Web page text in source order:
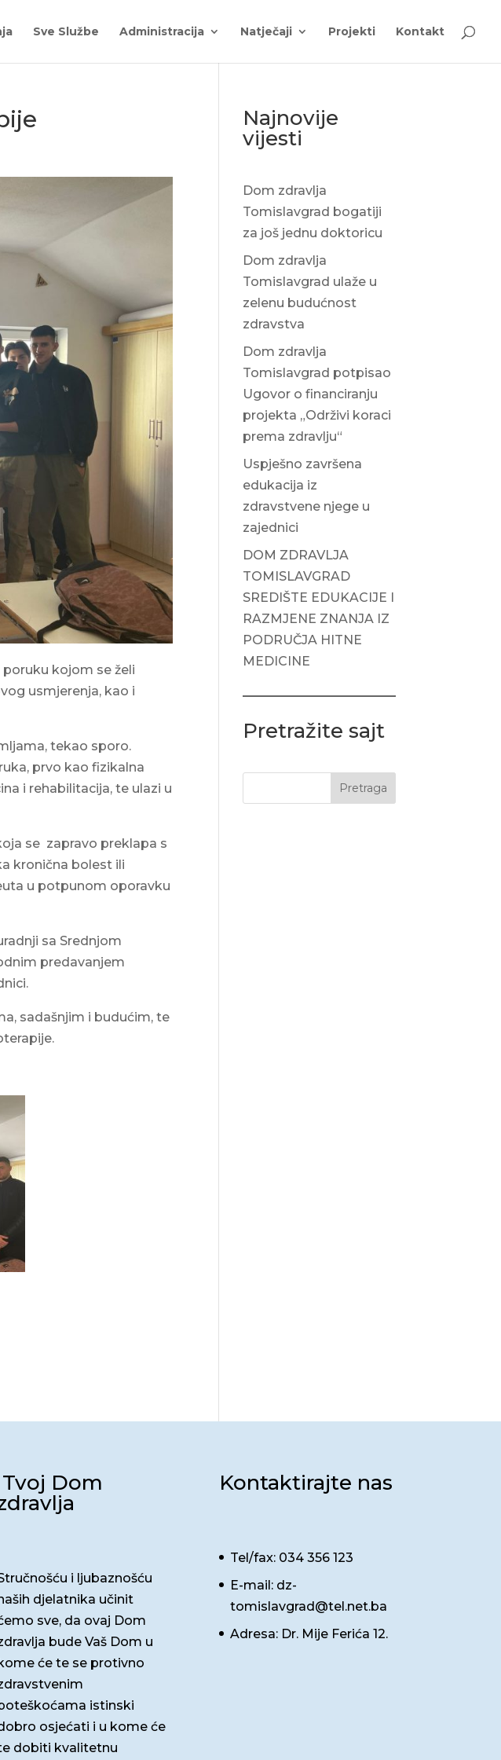
Sve Službe Administracija Natječaji Projekti Kontakt
kojom se želi
usmjerenja, kao i
tekao sporo.
prvo kao fizikalna
i rehabilitacija, te ulazi u
se zapravo preklapa s
kronična bolest ili
u potpunom oporavku
sa Srednjom
predavanjem
sadašnjim i budućim, te
Najnovije
vijesti
Dom zdravlja
Tomislavgrad bogatiji
za još jednu doktoricu
Dom zdravlja
Tomislavgrad ulaže u
zelenu budućnost
zdravstva
Dom zdravlja
Tomislavgrad potpisao
Ugovor o financiranju
projekta „Održivi koraci
prema zdravlju“
Uspješno završena
edukacija iz
zdravstvene njege u
zajednici
DOM ZDRAVLJA
TOMISLAVGRAD
SREDIŠTE EDUKACIJE I
RAZMJENE ZNANJA IZ
PODRUČJA HITNE
MEDICINE
Pretražite sajt
Pretraga
Tvoj Dom
i ljubaznošću
djelatnika učinit
sve, da ovaj Dom
bude Vaš Dom u
će te se protivno
istinski
osjećati i u kome će
dobiti kvalitetnu
Kontaktirajte nas
Tel/fax: 034 356 123
E-mail: dz-
tomislavgrad@tel.net.ba
Adresa: Dr. Mije Ferića 12.